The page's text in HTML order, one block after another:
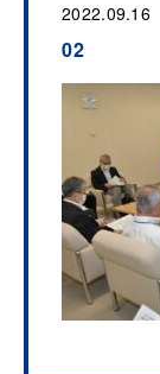
2022.09.16
02